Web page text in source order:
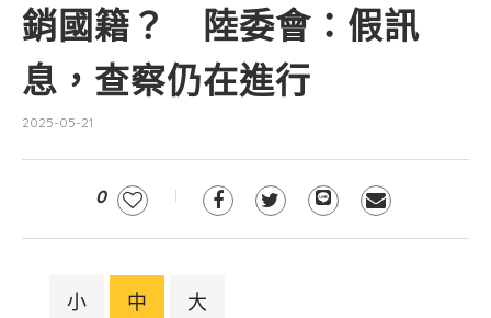
銷國籍？ 陸委會：假訊
息，查察仍在進行
2025-05-21
0
小 中 大